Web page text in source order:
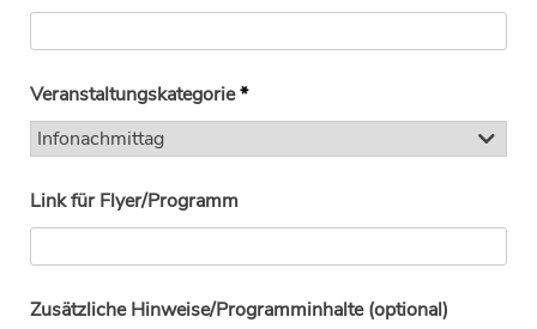
Veranstaltungskategorie*
Link für Flyer/Programm
Zusätzliche Hinweise/Programminhalte (optional)